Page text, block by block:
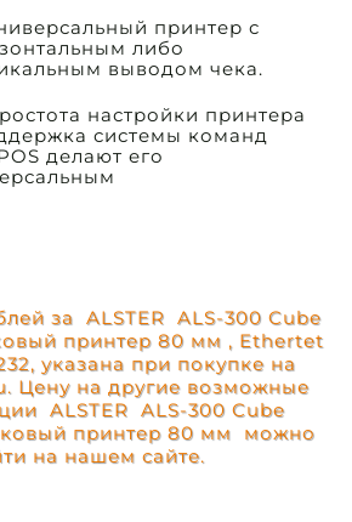
принтер с
либо
выводом чека.
настройки принтера
системы команд
делают его
за ALSTER ALS-300 Cube
принтер 80 мм , Ethertet
указана при покупке на
Цену на другие возможные
ALSTER ALS-300 Cube
принтер 80 мм можно
на нашем сайте.